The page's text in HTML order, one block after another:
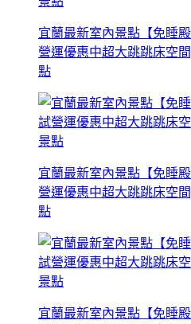
宜蘭最新室內景點【免睡
營運優惠中超大跳跳床空
點
宜蘭最新室內景點【免睡
營運優惠中超大跳跳床空
點
宜蘭最新室內景點【免睡